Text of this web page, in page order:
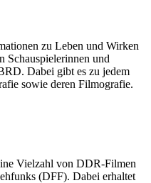
zu Leben und Wirken
Schauspielerinnen und
Dabei gibt es zu jedem
sowie deren Filmografie.
Vielzahl von DDR-Filmen
(DFF). Dabei erhaltet